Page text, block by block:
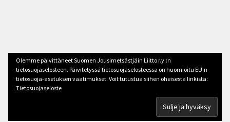
© jousimetsastys.fi 2026
Tehty Storefront -teemalla.
Olemme päivittäneet Suomen Jousimetsästjäin Liitto r.y.:n
tietosuojaselosteen. Päivitetyssä tietosuojaselosteessa on huomioitu EU:n
tietosuoja-asetuksen vaatimukset. Voit tutustua siihen oheisesta linkistä:
Tietosuojaseloste